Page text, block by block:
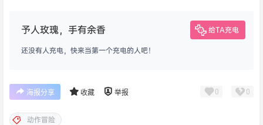
予人玫瑰，手有余香 给TA充电
还没有人充电，快来当第一个充电的人吧！
海报分享 收藏 举报 0 0
动作冒险